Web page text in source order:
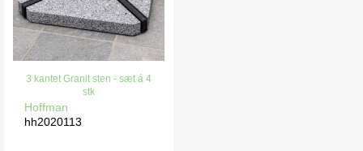
3 kantet Granit sten - sæt á 4
stk
Hoffman
hh2020113